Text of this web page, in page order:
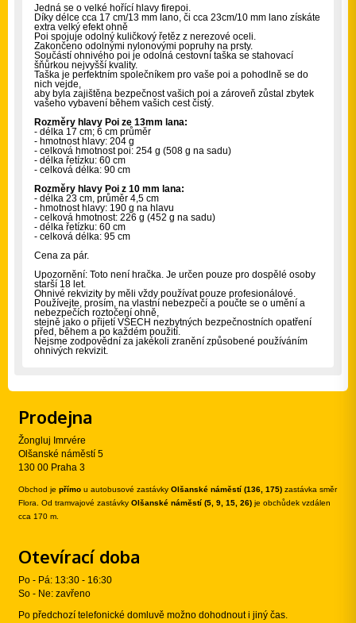
Jedná se o velké hořící hlavy firepoi.
Díky délce cca 17 cm/13 mm lano, či cca 23cm/10 mm lano získáte
extra velký efekt ohně
Poi spojuje odolný kuličkový řetěz z nerezové oceli.
Zakončeno odolnými nylonovými popruhy na prsty.
Součástí ohnivého poi je odolná cestovní taška se stahovací
šňůrkou nejvyšší kvality.
Taška je perfektním společníkem pro vaše poi a pohodlně se do
nich vejde,
aby byla zajištěna bezpečnost vašich poi a zároveň zůstal zbytek
vašeho vybavení během vašich cest čistý.
Rozměry hlavy Poi ze 13mm lana:
- délka 17 cm; 6 cm průměr
- hmotnost hlavy: 204 g
- celková hmotnost poi: 254 g (508 ​​g na sadu)
- délka řetízku: 60 cm
- celková délka: 90 cm
Rozměry hlavy Poi z 10 mm lana:
- délka 23 cm, průměr 4,5 cm
- hmotnost hlavy: 190 g na hlavu
- celková hmotnost: 226 g (452 ​​g na sadu)
- délka řetízku: 60 cm
- celková délka: 95 cm
Cena za pár.
Upozornění: Toto není hračka. Je určen pouze pro dospělé osoby
starší 18 let.
Ohnivé rekvizity by měli vždy používat pouze profesionálové.
Používejte, prosím, na vlastní nebezpečí a poučte se o umění a
nebezpečích roztočení ohně,
stejně jako o přijetí VŠECH nezbytných bezpečnostních opatření
před, během a po každém použití.
Nejsme zodpovědní za jakékoli zranění způsobené používáním
ohnivých rekvizit.
Prodejna
Žongluj Imrvére
Olšanské náměstí 5
130 00 Praha 3
Obchod je přímo u autobusové zastávky Olšanské náměstí (136, 175) zastávka směr
Flora. Od tramvajové zastávky Olšanské náměstí (5, 9, 15, 26) je obchůdek vzdálen
cca 170 m.
Otevírací doba
Po - Pá: 13:30 - 16:30
So - Ne: zavřeno
Po předchozí telefonické domluvě možno dohodnout i jiný čas.